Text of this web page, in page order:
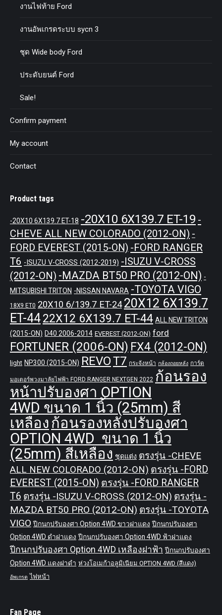
งานไฟท้าย Ford
งานอัพเกรดระบบ sycn 3
ชุด Wide body Ford
ประดับยนต์ Ford
Sale!
Confirm payment
My account
Contact
Product tags
-20X10 6X139.7 ET-18 -20X10 6X139.7 ET-19 -
CHEVE ALL NEW COLORADO (2012-ON) -
FORD EVEREST (2015-ON) -FORD RANGER
T6 -ISUZU V-CROSS (2012-2019) -ISUZU V-CROSS
(2012-ON) -MAZDA BT50 PRO (2012-ON) -
MITSUBISHI TRITON -NISSAN NAVARA -TOYOTA VIGO
18X9 ET0 20X10 6/139.7 ET-24 20X12 6X139.7
ET-4422X12 6X139.7 ET-44 ALL NEW TRITON
(2015-ON) D40 2006-2014 EVEREST (2012-ON) ford
FORTUNER (2006-ON) FX4 (2012-ON)
light NP300 (2015-ON) REVOT7 กระจังหน้า กล้องถอยหลัง การ์ด
มอเตอร์พวงมาลัยไฟฟ้า FORD RANGER NEXTGEN 2022 ก้อนรอง
หน้าปรับองศา OPTION
4WD ขนาด 1 นิ้ว (25mm) สี
เหลือง ก้อนรองหลังปรับองศา
OPTION 4WD ขนาด 1 นิ้ว
(25mm) สีเหลือง ชุดแต่ง ตรงรุ่น -CHEVE
ALL NEW COLORADO (2012-ON) ตรงรุ่น -FORD
EVEREST (2015-ON) ตรงรุ่น -FORD RANGER
T6 ตรงรุ่น -ISUZU V-CROSS (2012-ON) ตรงรุ่น -
MAZDA BT50 PRO (2012-ON) ตรงรุ่น -TOYOTA
VIGO ปีกนกปรับองศา Option 4WD ขาวฝาแดง ปีกนกปรับองศา
Option 4WD ดำฝาแดง ปีกนกปรับองศา Option 4WD ฟ้าฝาแดง
ปีกนกปรับองศา Option 4WD เหลืองฝาฟ้า ปีกนกปรับองศา
Option 4WD แดงฝาดำ ห่วงโอเมก้าอลูมิเนียม OPTION 4WD (สีแดง)
อัพเกรด ไฟหน้า
Fan Page